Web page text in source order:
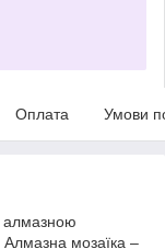
Оплата Умови
алмазною
мозаїка –